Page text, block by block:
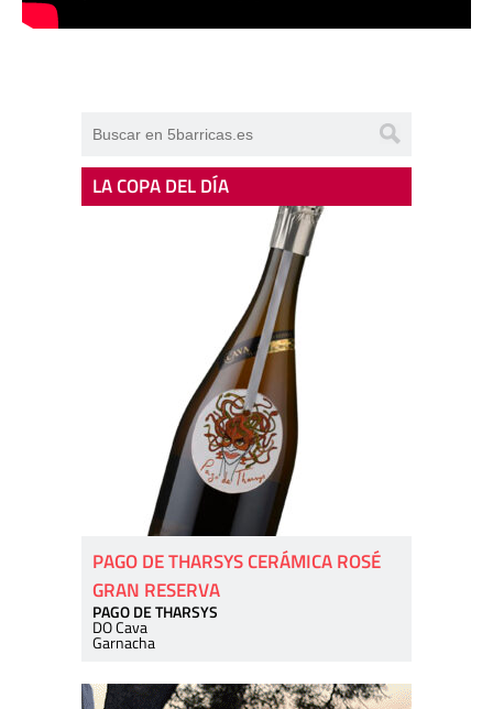
LA COPA DEL DÍA
PAGO DE THARSYS CERÁMICA ROSÉ
GRAN RESERVA
PAGO DE THARSYS
DO Cava
Garnacha